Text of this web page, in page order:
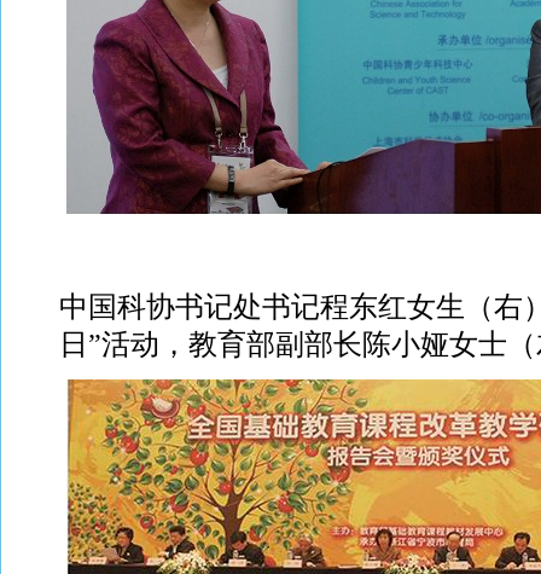
中国科协书记处书记程东红女生（右
日”活动，教育部副部长陈小娅女士